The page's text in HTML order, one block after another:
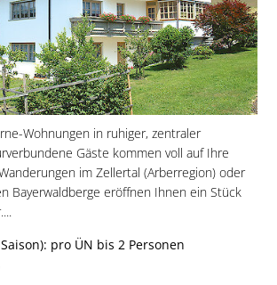
Wohnungen in ruhiger, zentraler
Gäste kommen voll auf Ihre
im Zellertal (Arberregion) oder
Bayerwaldberge eröffnen Ihnen ein Stück
pro ÜN bis 2 Personen